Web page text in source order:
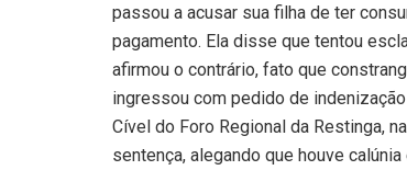
passou a acusar sua filha de ter
pagamento. Ela disse que tentou
afirmou o contrário, fato que
ingressou com pedido de
Cível do Foro Regional da Restinga,
sentença, alegando que houve